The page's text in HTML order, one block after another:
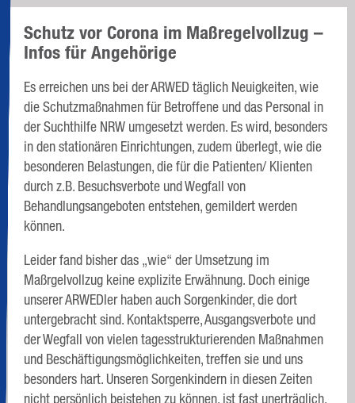
Schutz vor Corona im Maßregelvollzug –
Infos für Angehörige
Es erreichen uns bei der ARWED täglich Neuigkeiten, wie
die Schutzmaßnahmen für Betroffene und das Personal in
der Suchthilfe NRW umgesetzt werden. Es wird, besonders
in den stationären Einrichtungen, zudem überlegt, wie die
besonderen Belastungen, die für die Patienten/ Klienten
durch z.B. Besuchsverbote und Wegfall von
Behandlungsangeboten entstehen, gemildert werden
können.
Leider fand bisher das „wie“ der Umsetzung im
Maßrgelvollzug keine explizite Erwähnung. Doch einige
unserer ARWEDler haben auch Sorgenkinder, die dort
untergebracht sind. Kontaktsperre, Ausgangsverbote und
der Wegfall von vielen tagesstrukturierenden Maßnahmen
und Beschäftigungsmöglichkeiten, treffen sie und uns
besonders hart. Unseren Sorgenkindern in diesen Zeiten
nicht persönlich beistehen zu können, ist fast unerträglich.